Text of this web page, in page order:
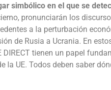
simbólico en el que se
pronunciarán los
a la perturbación
de Rusia a Ucrania. En
tienen un papel
UE. Todos deben saber